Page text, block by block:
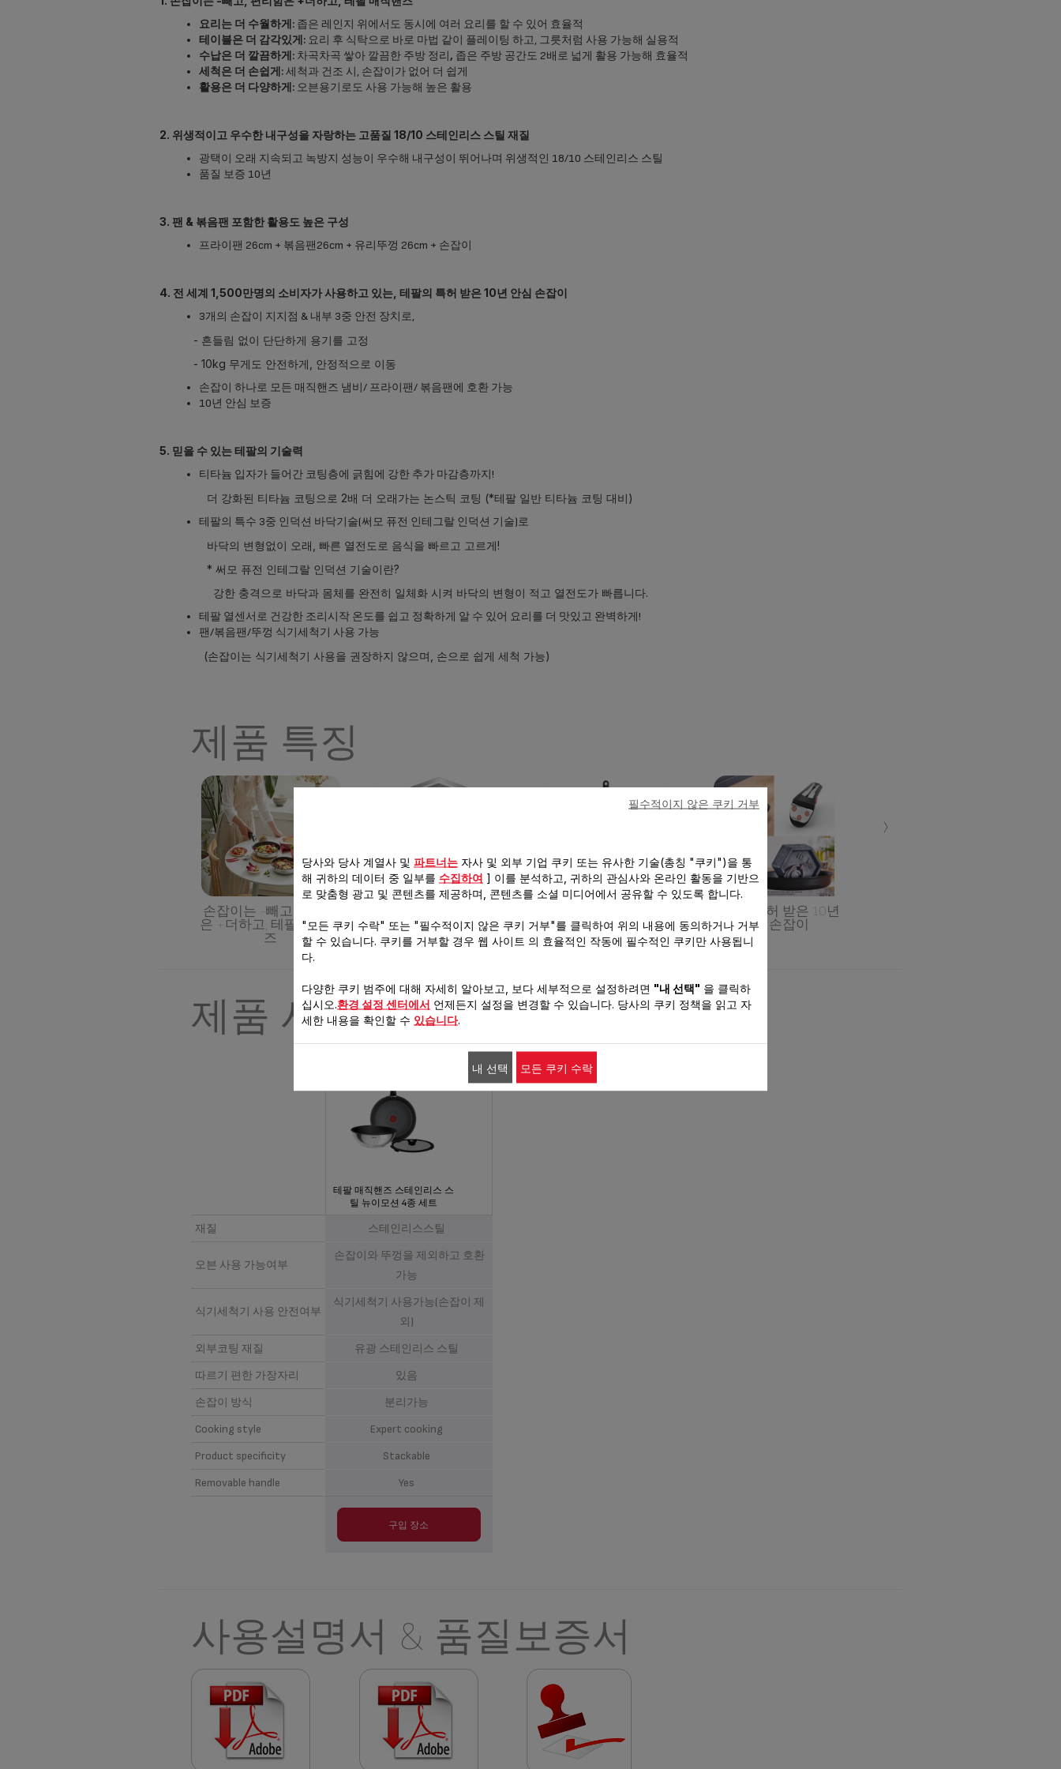
요리는 더 수월하게: 좁은 레인지 위에서도 동시에 여러 요리를 할 수 있어 효율적
테이블은 더 감각있게: 요리 후 식탁으로 바로 마법 같이 플레이팅 하고, 그릇처럼 사용 가능해 실용적
수납은 더 깔끔하게: 차곡차곡 쌓아 깔끔한 주방 정리, 좁은 주방 공간도 2배로 넓게 활용 가능해 효율적
세척은 더 손쉽게:세척과 건조 시, 손잡이가 없어 더 쉽게
활용은 더 다양하게: 오븐용기로도 사용 가능해 높은 활용
2. 위생적이고 우수한 내구성을 자랑하는 고품질 18/10 스테인리스 스틸 재질
광택이 오래 지속되고 녹방지 성능이 우수해 내구성이 뛰어나며 위생적인 18/10 스테인리스 스틸
품질 보증 10년
3. 팬 & 볶음팬 포함한 활용도 높은 구성
프라이팬 26cm + 볶음팬26cm + 유리뚜껑 26cm + 손잡이
4. 전 세계 1,500만명의 소비자가 사용하고 있는, 테팔의 특허 받은 10년 안심 손잡이
3개의 손잡이 지지점 & 내부 3중 안전 장치로,
- 흔들림 없이 단단하게 용기를 고정
- 10kg 무게도 안전하게, 안정적으로 이동
손잡이 하나로 모든 매직핸즈 냄비/ 프라이팬/ 볶음팬에 호환 가능
10년 안심 보증
5. 믿을 수 있는 테팔의 기술력
티타늄 입자가 들어간 코팅층에 긁힘에 강한 추가 마감층까지!
더 강화된 티타늄 코팅으로 2배 더 오래가는 논스틱 코팅 (*테팔 일반 티타늄 코팅 대비)
테팔의 특수 3중 인덕션 바닥기술(써모 퓨전 인테그랄 인덕션 기술)로
바닥의 변형없이 오래, 빠른 열전도로 음식을 빠르고 고르게!
* 써모 퓨전 인테그랄 인덕션 기술이란?
강한 충격으로 바닥과 몸체를 완전히 일체화 시켜 바닥의 변형이 적고 열전도가 빠릅니다.
테팔 열센서로 건강한 조리시작 온도를 쉽고 정확하게 알 수 있어 요리를 더 맛있고 완벽하게!
팬/볶음팬/뚜껑 식기세척기 사용 가능
(손잡이는 식기세척기 사용을 권장하지 않으며, 손으로 쉽게 세척 가능)
제품 특징
손잡이는 -빼고, 편리함
은 +더하고, 테팔 매직핸
즈
용도 높은 구성
테팔의 특허 받은 10년
안심 손잡이
›
제품 사양
테팔 매직핸즈 스테인리스 스
틸 뉴이모션 4종 세트
재질 스테인리스스틸
오븐 사용 가능여부
손잡이와 뚜껑을 제외하고 호환
가능
식기세척기 사용 안전여부
식기세척기 사용가능(손잡이 제
외)
외부코팅 재질
유광 스테인리스 스틸
따르기 편한 가장자리
있음
손잡이 방식
분리가능
Cooking style
Expert cooking
Product specificity
Stackable
Removable handle
Yes
구입 장소
사용설명서 & 품질보증서
당사와 당사 계열사 및 파트너는 자사 및 외부 기업 쿠키 또는 유사한 기술(총칭 "쿠키")을 통
해 귀하의 데이터 중 일부를 수집하여 ] 이를 분석하고, 귀하의 관심사와 온라인 활동을 기반으
로 맞춤형 광고 및 콘텐츠를 제공하며, 콘텐츠를 소셜 미디어에서 공유할 수 있도록 합니다.
"모든 쿠키 수락" 또는 "필수적이지 않은 쿠키 거부"를 클릭하여 위의 내용에 동의하거나 거부
할 수 있습니다. 쿠키를 거부할 경우 웹 사이트 의 효율적인 작동에 필수적인 쿠키만 사용됩니
다.
다양한 쿠키 범주에 대해 자세히 알아보고, 보다 세부적으로 설정하려면 "내 선택" 을 클릭하
십시오. 환경 설정 센터에서 언제든지 설정을 변경할 수 있습니다. 당사의 쿠키 정책을 읽고 자
세한 내용을 확인할 수 있습니다.
필수적이지 않은 쿠키 거부
내 선택 모든 쿠키 수락